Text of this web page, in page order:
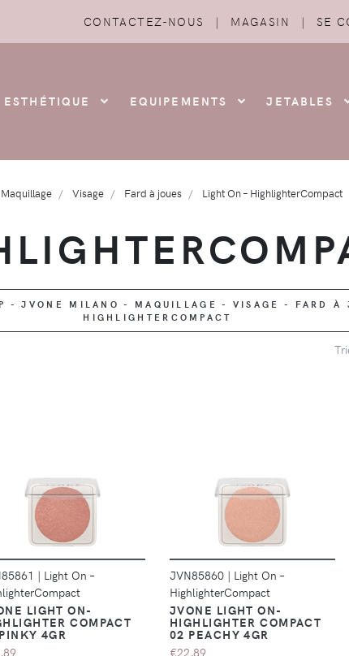
CONTACTEZ-NOUS | MAGASIN | SE
ESTHÉTIQUE EQUIPEMENTS JETABLES
Maquillage Visage Fard à joues Light On – HighlighterCompact
- JVONE MILANO - MAQUILLAGE - VISAGE - FARD À
HIGHLIGHTERCOMPACT
DÉTAILS
| Light On –
LIGHT ON-
COMPACT
4GR
DÉTAILS
JVN85860 | Light On –
HighlighterCompact
JVONE LIGHT ON-
HIGHLIGHTER COMPACT
02 PEACHY 4GR
€22,89